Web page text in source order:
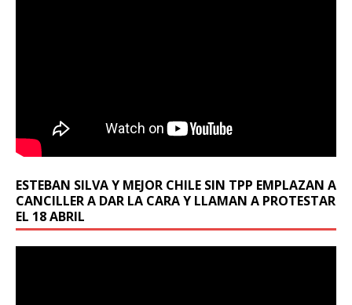
ESTEBAN SILVA Y MEJOR CHILE SIN TPP EMPLAZAN A
CANCILLER A DAR LA CARA Y LLAMAN A PROTESTAR
EL 18 ABRIL